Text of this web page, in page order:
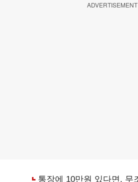
ADVERTISEMENT